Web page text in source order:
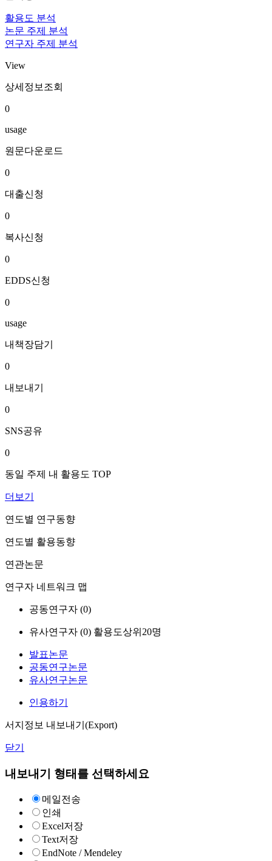
활용도 분석
논문 주제 분석
연구자 주제 분석
View
상세정보조회
0
usage
원문다운로드
0
대출신청
0
복사신청
0
EDDS신청
0
usage
내책장담기
0
내보내기
0
SNS공유
0
동일 주제 내 활용도 TOP
더보기
연도별 연구동향
연도별 활용동향
연관논문
연구자 네트워크 맵
공동연구자 (0)
유사연구자 (0) 활용도상위20명
발표논문
공동연구논문
유사연구논문
인용하기
서지정보 내보내기(Export)
닫기
내보내기 형태를 선택하세요
메일전송
인쇄
Excel저장
Text저장
EndNote / Mendeley